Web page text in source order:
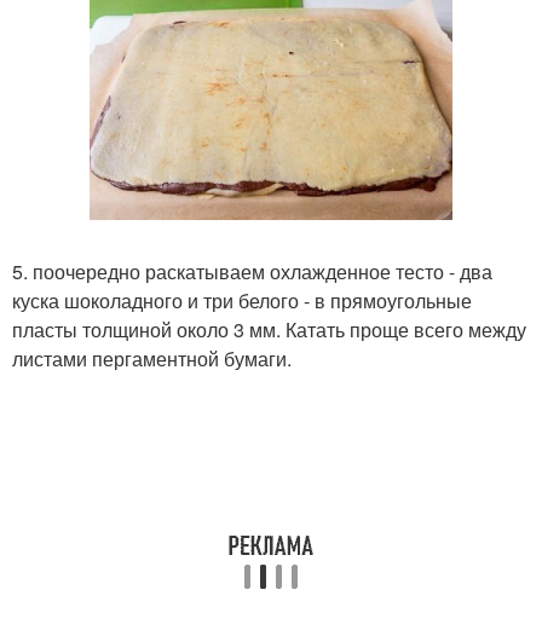
5. поочередно раскатываем охлажденное тесто - два
куска шоколадного и три белого - в прямоугольные
пласты толщиной около 3 мм. Катать проще всего между
листами пергаментной бумаги.